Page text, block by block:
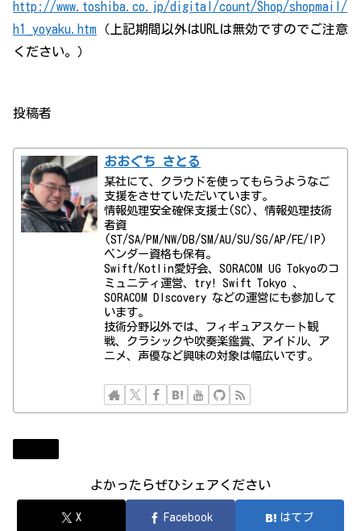
http://www.toshiba.co.jp/digital/count/Shop/shopmail/
h1_yoyaku.htm （上記期間以外はURLは無効ですのでご注意
ください。）
投稿者
おおぐち さとる
某社にて、クラウドを使ってもらうようなご
支援をさせていただいています。
情報処理安全確保支援士(SC)、情報処理技術
者資
(ST/SA/PM/NW/DB/SM/AU/SU/SG/AP/FE/IP)
ベンダー資格も保有。
Swift/Kotlin愛好会、SORACOM UG Tokyoのコ
ミュニティ運営、try! Swift Tokyo 、
SORACOM DIscovery などの運営にも参加して
います。
技術分野以外では、フィギュアスケート観
戦、クラシックや吹奏楽鑑賞、アイドル、ア
ニメ、声優など興味の対象は幅広いです。
よかったらぜひシェアください
X Facebook はてブ